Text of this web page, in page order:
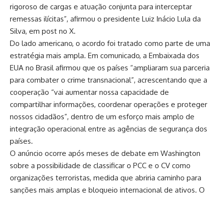
rigoroso de cargas e atuação conjunta para interceptar
remessas ilícitas”, afirmou o presidente Luiz Inácio Lula da
Silva, em post no X.
Do lado americano, o acordo foi tratado como parte de uma
estratégia mais ampla. Em comunicado, a Embaixada dos
EUA no Brasil afirmou que os países “ampliaram sua parceria
para combater o crime transnacional”, acrescentando que a
cooperação “vai aumentar nossa capacidade de
compartilhar informações, coordenar operações e proteger
nossos cidadãos”, dentro de um esforço mais amplo de
integração operacional entre as agências de segurança dos
países.
O anúncio ocorre após meses de debate em Washington
sobre a possibilidade de classificar o PCC e o CV como
organizações terroristas, medida que abriria caminho para
sanções mais amplas e bloqueio internacional de ativos. O